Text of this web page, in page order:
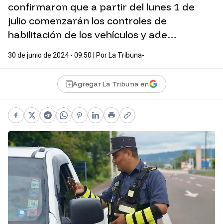
confirmaron que a partir del lunes 1 de
julio comenzarán los controles de
habilitación de los vehículos y ade…
30 de junio de 2024 - 09:50 | Por La Tribuna-
Agregar La Tribuna en
Facebook
X Telegram
WhatsApp
Pinterest
LinkedIn
PrintCopy link